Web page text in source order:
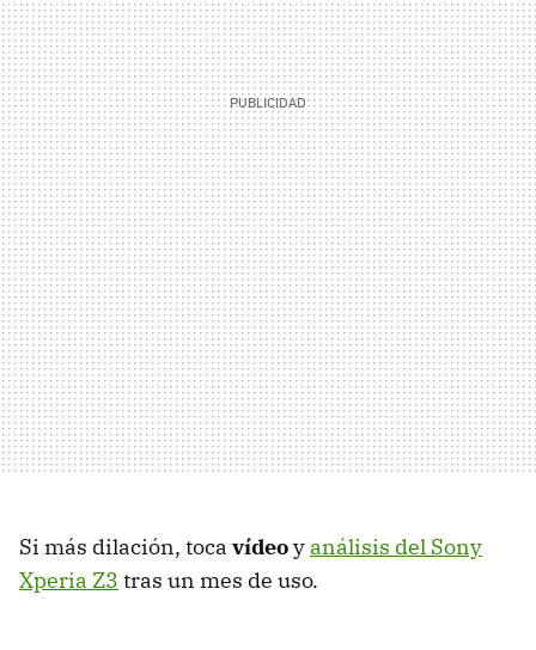
Si más dilación, toca vídeoy análisis del Sony
Xperia Z3 tras un mes de uso.